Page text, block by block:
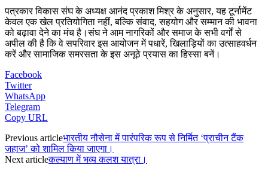
पत्रकार विकास संघ के अध्यक्ष आनंद प्रकाश मिश्र के अनुसार, यह टूर्नामेंट
केवल एक खेल प्रतियोगिता नहीं, बल्कि संवाद, सहयोग और सम्मान की भावना
को बढ़ावा देने का मंच है।संघ ने आम नागरिकों और समाज के सभी वर्गों से
अपील की है कि वे सपरिवार इस आयोजन में पधारें, खिलाड़ियों का उत्साहवर्धन
करें और सामाजिक समरसता के इस अनूठे प्रयास का हिस्सा बनें।
Facebook
Twitter
WhatsApp
Telegram
Copy URL
Previous articleभारतीय नौसेना में पारंपरिक रूप से निर्मित ‘प्राचीन टैंक
जहाज’ को शामिल किया जाएगा।
Next articleकल्याण में भव्य कलश यात्रा।